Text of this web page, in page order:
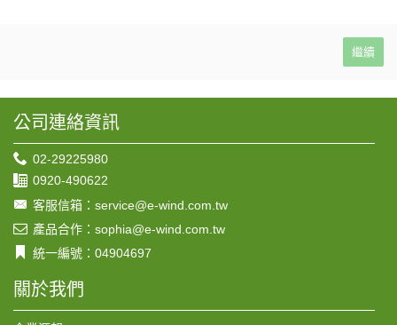
繼續
公司連絡資訊
02-29225980
0920-490622
客服信箱：service@e-wind.com.tw
產品合作：sophia@e-wind.com.tw
統一編號：04904697
關於我們